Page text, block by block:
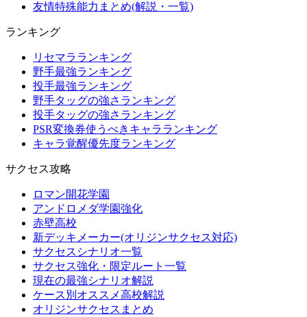
友情特殊能力まとめ(解説・一覧)
ランキング
リセマラランキング
野手最強ランキング
投手最強ランキング
野手タッグの強さランキング
投手タッグの強さランキング
PSR変換券使うべきキャラランキング
キャラ覚醒優先度ランキング
サクセス攻略
ロマン開花学園
アンドロメダ学園強化
赤壁高校
新デッキメーカー(オリジンサクセス対応)
サクセスシナリオ一覧
サクセス強化・限定ルート一覧
現在の最強シナリオ解説
ケース別オススメ高校解説
オリジンサクセスまとめ